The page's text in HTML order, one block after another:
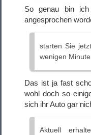
So genau bin
angesprochen
starten Sie
wenigen
Das ist ja fast
wohl doch so
sich ihr Auto gar
Aktuell